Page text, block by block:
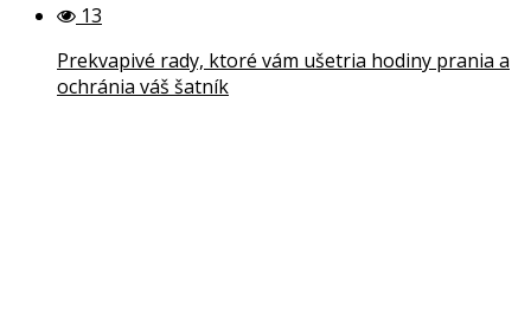
13
Prekvapivé rady, ktoré vám ušetria hodiny prania a
ochránia váš šatník